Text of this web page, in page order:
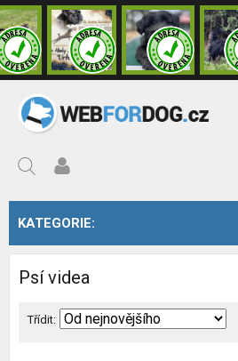
KATEGORIE:
Psí videa
Třídit: